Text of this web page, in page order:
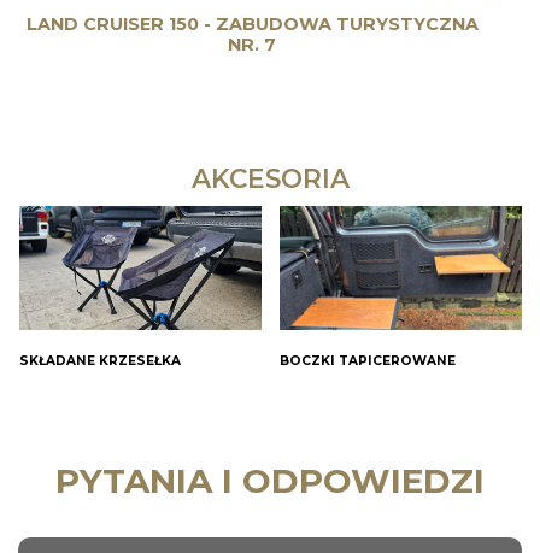
LAND CRUISER 150 - ZABUDOWA TURYSTYCZNA
NR. 7
AKCESORIA
SKŁADANE KRZESEŁKA BOCZKI TAPICEROWANE
PYTANIA I ODPOWIEDZI